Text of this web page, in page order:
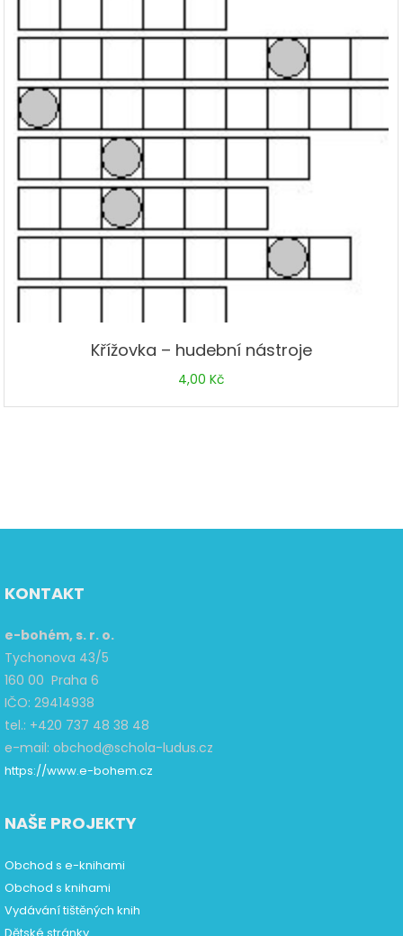
Křížovka – hudební nástroje
4,00 Kč
KONTAKT
e-bohém, s. r. o.
Tychonova 43/5
160 00 Praha 6
IČO: 29414938
tel.: +420 737 48 38 48
e-mail: obchod@schola-ludus.cz
https://www.e-bohem.cz
NAŠE PROJEKTY
Obchod s e-knihami
Obchod s knihami
Vydávání tištěných knih
Dětské stránky